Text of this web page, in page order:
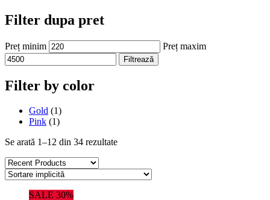
Filter dupa pret
Preț minim Preț maxim
Filtrează
Filter by color
Gold (1)
Pink (1)
Se arată 1–12 din 34 rezultate
SALE 30%